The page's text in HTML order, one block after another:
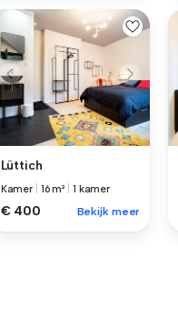
Lüttich
Kamer 16 m² 1 kamer
€ 400 Bekijk meer